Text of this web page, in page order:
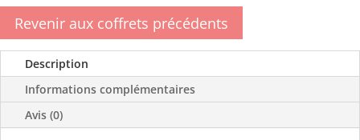
BOX
de
fête
des
mères
Revenir aux coffrets précédents
Description
Informations complémentaires
Avis (0)